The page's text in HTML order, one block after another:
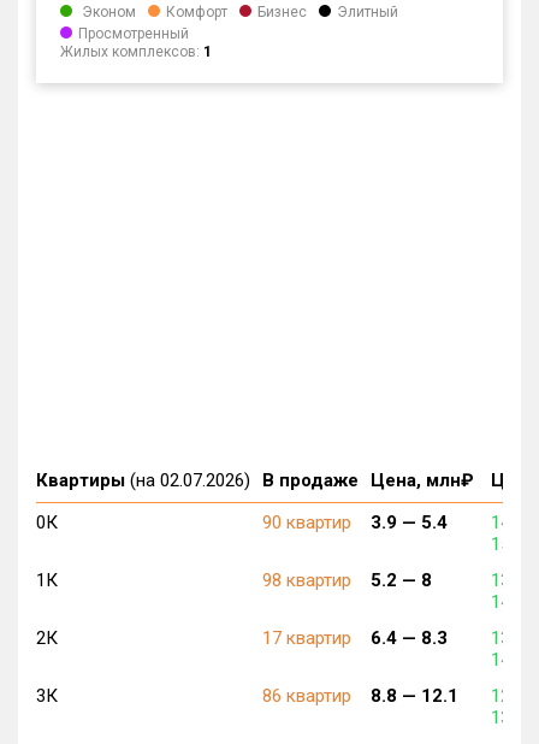
Эконом Комфорт Бизнес
Элитный
Просмотренный
Жилых комплексов: 1
Квартиры (на 02.07.2026) В продаже Цена, млн₽
0К
90 квартир 3.9 — 5.4
143
152
1К
98 квартир 5.2 — 8
138
143
2К
17 квартир 6.4 — 8.3
138
143
3К
86 квартир 8.8 — 12.1
123
136